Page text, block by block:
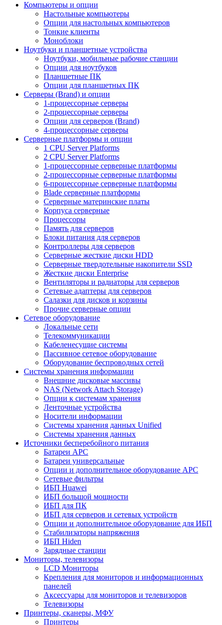
Компьютеры и опции
Настольные компьютеры
Опции для настольных компьютеров
Тонкие клиенты
Моноблоки
Ноутбуки и планшетные устройства
Ноутбуки, мобильные рабочие станции
Опции для ноутбуков
Планшетные ПК
Опции для планшетных ПК
Серверы (Brand) и опции
1-процессорные серверы
2-процессорные серверы
Опции для серверов (Brand)
4-процессорные серверы
Серверные платформы и опции
1 CPU Server Platforms
2 CPU Server Platforms
1-процессорные серверные платформы
2-процессорные серверные платформы
6-процессорные серверные платформы
Blade серверные платформы
Серверные материнские платы
Корпуса серверные
Процессоры
Память для серверов
Блоки питания для серверов
Контроллеры для серверов
Серверные жесткие диски HDD
Серверные твердотельные накопители SSD
Жесткие диски Enterprise
Вентиляторы и радиаторы для серверов
Сетевые адаптеры для серверов
Салазки для дисков и корзины
Прочие серверные опции
Сетевое оборудование
Локальные сети
Телекоммуникации
Кабеленесущие системы
Пассивное сетевое оборудование
Оборудование беспроводных сетей
Системы хранения информации
Внешние дисковые массивы
NAS (Network Attach Storage)
Опции к системам хранения
Ленточные устройства
Носители информации
Системы хранения данных Unified
Системы хранения данных
Источники бесперебойного питания
Батареи APC
Батареи универсальные
Опции и дополнительное оборудование АРС
Сетевые фильтры
ИБП Huawei
ИБП большой мощности
ИБП для ПК
ИБП для серверов и сетевых устройств
Опции и дополнительное оборудование для ИБП
Стабилизаторы напряжения
ИБП Hiden
Зарядные станции
Мониторы, телевизоры
LCD Мониторы
Крепления для мониторов и информационных
панелей
Аксессуары для мониторов и телевизоров
Телевизоры
Принтеры, сканеры, МФУ
Принтеры